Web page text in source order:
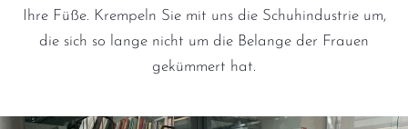
Ihre Füße. Krempeln Sie mit uns die Schuhindustrie um,
die sich so lange nicht um die Belange der Frauen
gekümmert hat.